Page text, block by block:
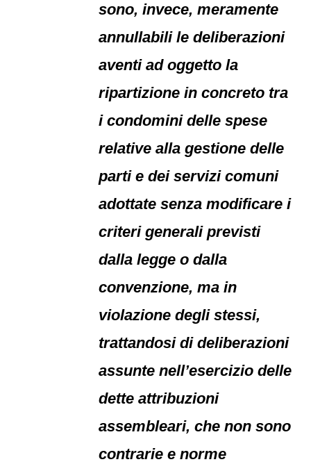
sono, invece, meramente
annullabili le deliberazioni
aventi ad oggetto la
ripartizione in concreto tra
i condomini delle spese
relative alla gestione delle
parti e dei servizi comuni
adottate senza modificare i
criteri generali previsti
dalla legge o dalla
convenzione, ma in
violazione degli stessi,
trattandosi di deliberazioni
assunte nell’esercizio delle
dette attribuzioni
assembleari, che non sono
contrarie e norme